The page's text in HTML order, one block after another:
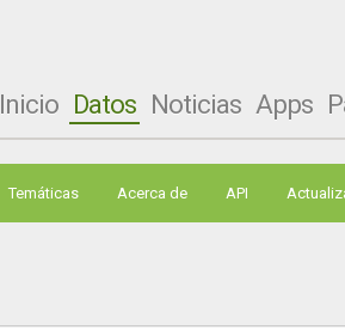
Inicio Datos Noticias Apps
Temáticas Acerca de API